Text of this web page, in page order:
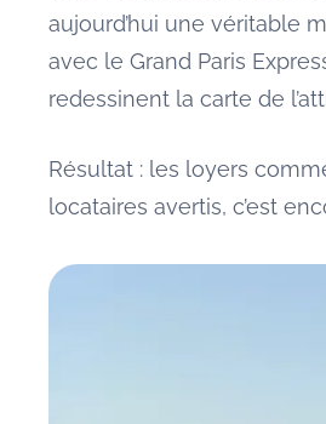
aujourd’hui une véritable
avec le Grand Paris
redessinent la carte de
Résultat : les loyers
locataires avertis, c’est